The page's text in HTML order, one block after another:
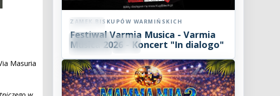
Masuria
Koncert
08 2026 19:00
ZAMEK BISKUPÓW WARMIŃSKICH
Festiwal Varmia Musica - Varmia
Musica 2026 - Koncert "In dialogo"